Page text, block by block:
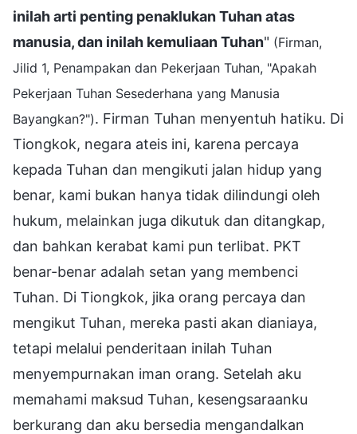
inilah arti penting penaklukan Tuhan atas
manusia, dan inilah kemuliaan Tuhan" (Firman,
Jilid 1, Penampakan dan Pekerjaan Tuhan, "Apakah
Pekerjaan Tuhan Sesederhana yang Manusia
Bayangkan?"). Firman Tuhan menyentuh hatiku. Di
Tiongkok, negara ateis ini, karena percaya
kepada Tuhan dan mengikuti jalan hidup yang
benar, kami bukan hanya tidak dilindungi oleh
hukum, melainkan juga dikutuk dan ditangkap,
dan bahkan kerabat kami pun terlibat. PKT
benar-benar adalah setan yang membenci
Tuhan. Di Tiongkok, jika orang percaya dan
mengikut Tuhan, mereka pasti akan dianiaya,
tetapi melalui penderitaan inilah Tuhan
menyempurnakan iman orang. Setelah aku
memahami maksud Tuhan, kesengsaraanku
berkurang dan aku bersedia mengandalkan